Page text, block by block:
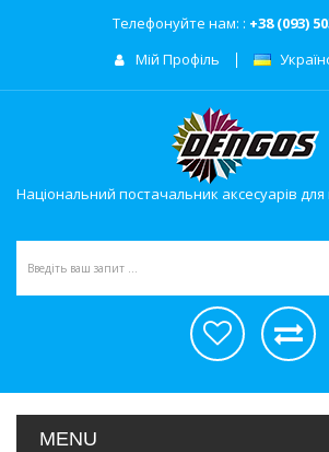
Телефонуйте нам: : +38 (093)
Мій Профіль
Національний постачальник аксесуарів для
MENU